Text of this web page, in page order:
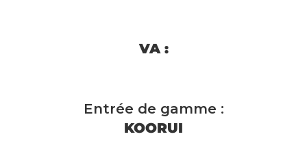
VA :
Entrée de gamme :
KOORUI